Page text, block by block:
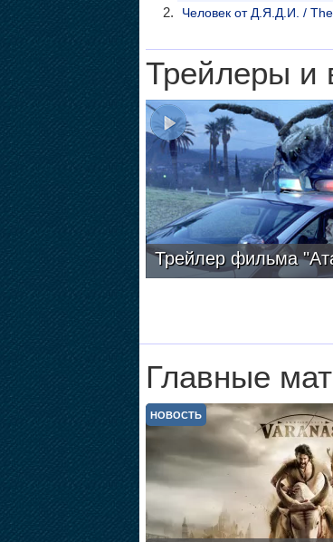
Человек от Д.Я.Д.И. /
Трейлеры и
Трейлер фильма
Главные
НОВОСТЬ